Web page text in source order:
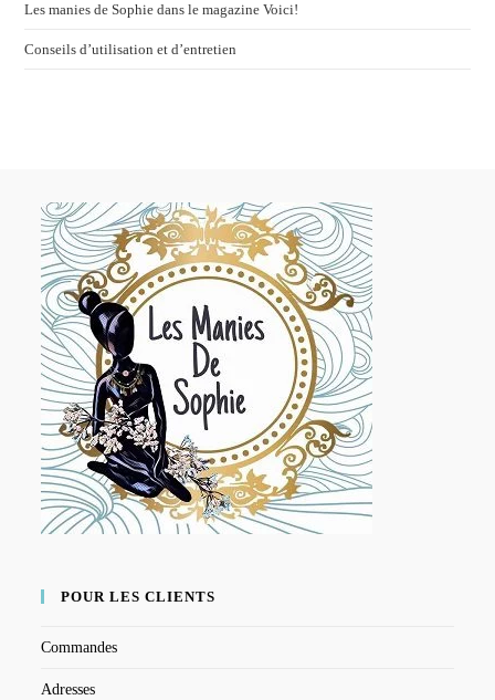
Les manies de Sophie dans le magazine Voici!
Conseils d’utilisation et d’entretien
POUR LES CLIENTS
Commandes
Adresses